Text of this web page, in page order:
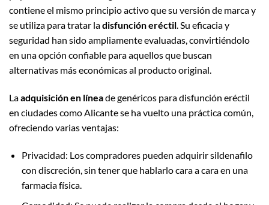
contiene el mismo principio activo que su versión de marca y
se utiliza para tratar ladisfunción eréctil. Su eficacia y
seguridad han sido ampliamente evaluadas, convirtiéndolo
en una opción confiable para aquellos que buscan
alternativas más económicas al producto original.
Laadquisición en líneade genéricos para disfunción eréctil
en ciudades como Alicante se ha vuelto una práctica común,
ofreciendo varias ventajas:
Privacidad: Los compradores pueden adquirir sildenafilo
con discreción, sin tener que hablarlo cara a cara en una
farmacia física.